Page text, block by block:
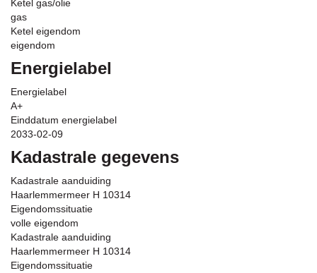
Ketel gas/olie
gas
Ketel eigendom
eigendom
Energielabel
Energielabel
A+
Einddatum energielabel
2033-02-09
Kadastrale gegevens
Kadastrale aanduiding
Haarlemmermeer H 10314
Eigendomssituatie
volle eigendom
Kadastrale aanduiding
Haarlemmermeer H 10314
Eigendomssituatie